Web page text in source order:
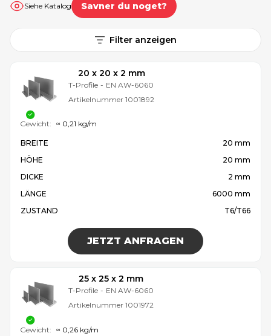
Siehe Katalog Savner du noget?
Filter anzeigen
20 x 20 x 2 mm
T-Profile - EN AW-6060
Artikelnummer 1001892
BREITE
20 mm
HÖHE
20 mm
DICKE
2 mm
LÄNGE
6000 mm
ZUSTAND
T6/T66
JETZT ANFRAGEN
Gewicht: ≈ 0,21 kg/m
25 x 25 x 2 mm
T-Profile - EN AW-6060
Artikelnummer 1001972
Gewicht: ≈ 0,26 kg/m